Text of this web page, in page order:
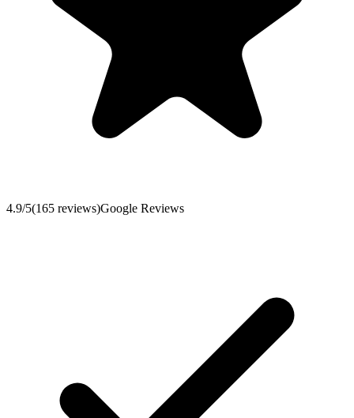
4.9/5(165 reviews)Google Reviews